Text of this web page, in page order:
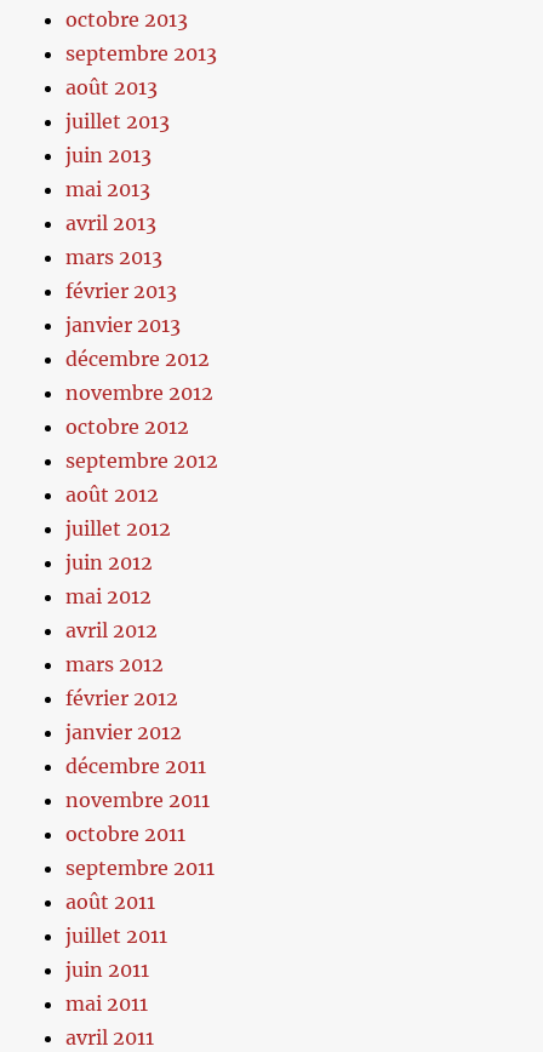
octobre 2013
septembre 2013
août 2013
juillet 2013
juin 2013
mai 2013
avril 2013
mars 2013
février 2013
janvier 2013
décembre 2012
novembre 2012
octobre 2012
septembre 2012
août 2012
juillet 2012
juin 2012
mai 2012
avril 2012
mars 2012
février 2012
janvier 2012
décembre 2011
novembre 2011
octobre 2011
septembre 2011
août 2011
juillet 2011
juin 2011
mai 2011
avril 2011